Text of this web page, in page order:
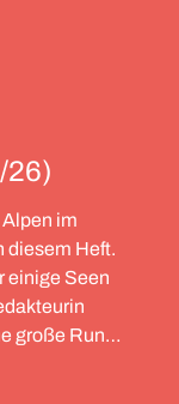
26)
im
diesem Heft.
einige Seen
große Runde
– von